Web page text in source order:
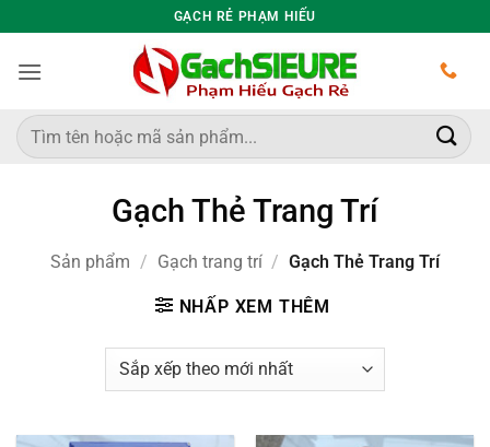
qua
nội
GẠCH RẺ PHẠM HIẾU
Tìm
kiếm:
Gạch Thẻ Trang Trí
Sản phẩm / Gạch trang trí / Gạch Thẻ Trang Trí
NHẤP XEM THÊM